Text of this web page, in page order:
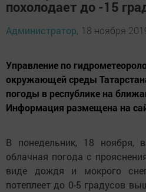
похолодает до -15
Администратор, 18 ноября
Управление по
окружающей среды
погоды в республике на
Информация размещена на
В понедельник, 18 ноября,
облачная погода с
виде дождя и мокрого
потеплеет до 0-5 градусов